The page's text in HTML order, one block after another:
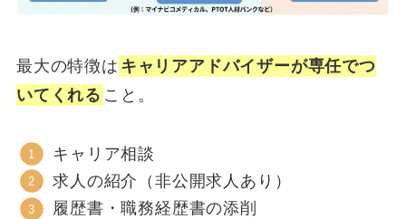
最大の特徴は キャリアアドバイザーが専任でつ
いてくれる こと。
キャリア相談
求人の紹介（非公開求人あり）
履歴書・職務経歴書の添削